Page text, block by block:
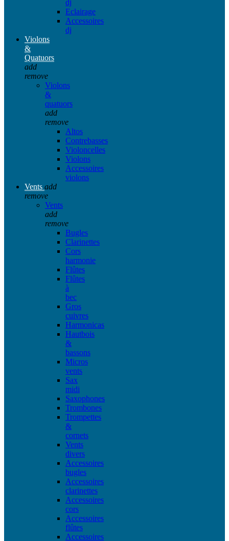
dj
Eclairage
Accessoires
dj
Violons
&
Quatuors
add
remove
Violons
&
quatuors
add
remove
Altos
Contrebasses
Violoncelles
Violons
Accessoires
violons
Vents add
remove
Vents
add
remove
Bugles
Clarinettes
Cors
harmonie
Flûtes
Flûtes
à
bec
Gros
cuivres
Harmonicas
Hautbois
&
bassons
Micros
vents
Sax
midi
Saxophones
Trombones
Trompettes
&
cornets
Vents
divers
Accessoires
bugles
Accessoires
clarinettes
Accessoires
cors
Accessoires
flûtes
Accessoires